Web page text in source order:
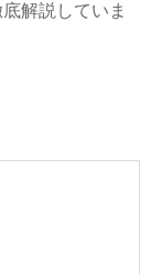
解説していま